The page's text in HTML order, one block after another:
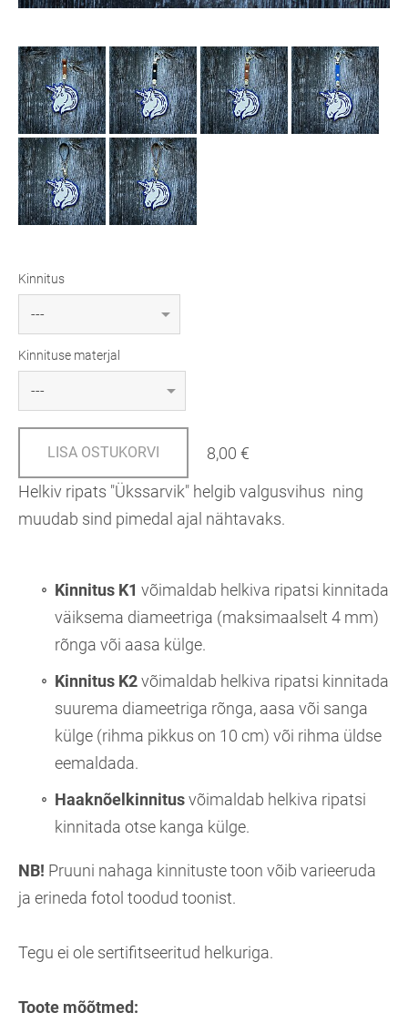
Kinnitus
Kinnituse materjal
LISA OSTUKORVI 8,00 €
Helkiv ripats "Ükssarvik" helgib valgusvihus ning
muudab sind pimedal ajal nähtavaks.
Kinnitus K1 võimaldab helkiva ripatsi kinnitada
väiksema diameetriga (maksimaalselt 4 mm)
rõnga või aasa külge.
Kinnitus K2võimaldab helkiva ripatsi kinnitada
suurema diameetriga rõnga, aasa või sanga
külge (rihma pikkus on 10 cm) või rihma üldse
eemaldada.
Haaknõelkinnitusvõimaldab helkiva ripatsi
kinnitada otse kanga külge.
NB! Pruuni nahaga kinnituste toon võib varieeruda
ja erineda fotol toodud toonist.
Tegu ei ole sertifitseeritud helkuriga.
Toote mõõtmed: